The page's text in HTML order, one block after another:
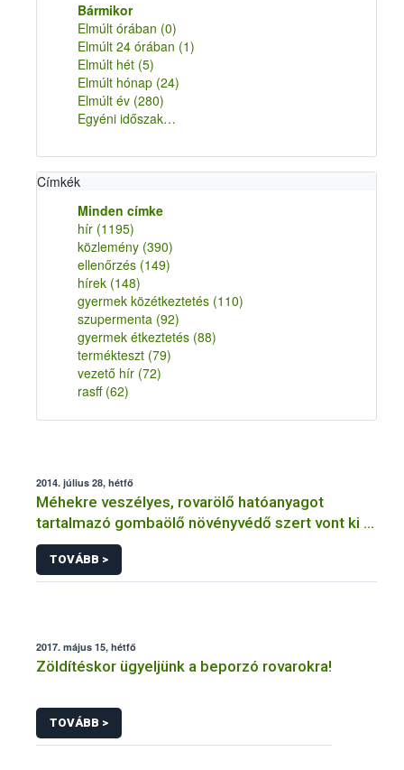
Bármikor
Elmúlt órában (0)
Elmúlt 24 órában (1)
Elmúlt hét (5)
Elmúlt hónap (24)
Elmúlt év (280)
Egyéni időszak…
Címkék
Minden címke
hír (1195)
közlemény (390)
ellenőrzés (149)
hírek (148)
gyermek közétkeztetés (110)
szupermenta (92)
gyermek étkeztetés (88)
termékteszt (79)
vezető hír (72)
rasff (62)
2014. július 28, hétfő
Méhekre veszélyes, rovarölő hatóanyagot
tartalmazó gombaölő növényvédő szert vont ki a
forgalomból a NÉBIH
TOVÁBB >
2017. május 15, hétfő
Zöldítéskor ügyeljünk a beporzó rovarokra!
TOVÁBB >